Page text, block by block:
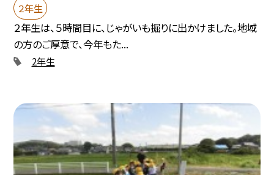
２年生
２年生は、５時間目に、じゃがいも掘りに出かけました。地域
の方のご厚意で、今年もた...
2年生